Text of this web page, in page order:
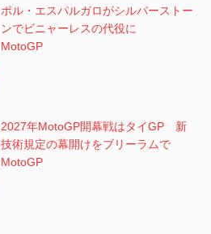
ポル・エスパルガロがシルバーストー
ンでビニャーレスの代役に
MotoGP
2027年MotoGP開幕戦はタイGP 新
技術規定の幕開けをブリーラムで
MotoGP